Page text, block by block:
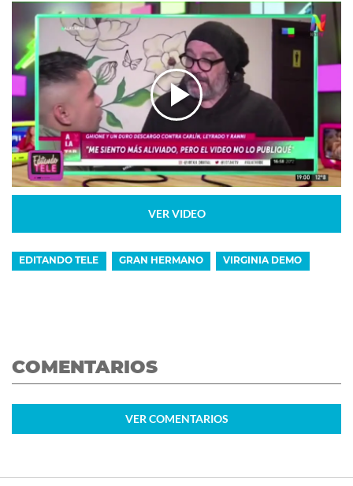
VER VIDEO
EDITANDO TELE GRAN HERMANO VIRGINIA DEMO
COMENTARIOS
VER COMENTARIOS